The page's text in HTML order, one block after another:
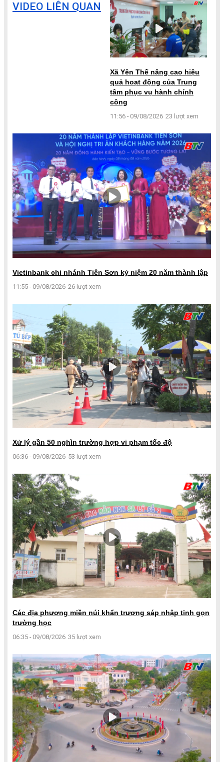
VIDEO LIÊN QUAN
Xã Yên Thế nâng cao hiệu
quả hoạt động của Trung
tâm phục vụ hành chính
công
11:56 - 09/08/2026 23 lượt xem
Vietinbank chi nhánh Tiên Sơn kỷ niệm 20 năm thành lập
11:55 - 09/08/2026 26 lượt xem
Xử lý gần 50 nghìn trường hợp vi phạm tốc độ
06:36 - 09/08/2026 53 lượt xem
Các địa phương miền núi khẩn trương sáp nhập tinh gọn
trường học
06:35 - 09/08/2026 35 lượt xem